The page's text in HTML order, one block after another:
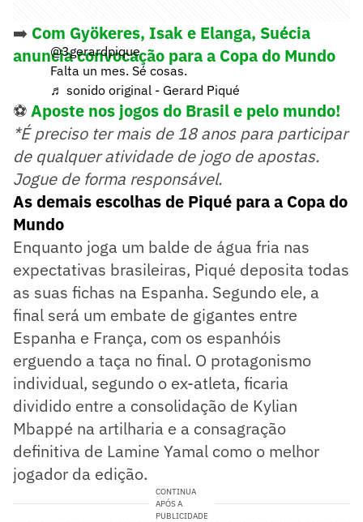
➡️ Com Gyökeres, Isak e Elanga, Suécia
anuncia convocação para a Copa do Mundo
@3gerardpique
Falta un mes. Sé cosas.
♬ sonido original - Gerard Piqué
⚽Aposte nos jogos do Brasil e pelo mundo!
*É preciso ter mais de 18 anos para participar
de qualquer atividade de jogo de apostas.
Jogue de forma responsável.
As demais escolhas de Piqué para a Copa do
Mundo
Enquanto joga um balde de água fria nas
expectativas brasileiras, Piqué deposita todas
as suas fichas na Espanha. Segundo ele, a
final será um embate de gigantes entre
Espanha e França, com os espanhóis
erguendo a taça no final. O protagonismo
individual, segundo o ex-atleta, ficaria
dividido entre a consolidação de Kylian
Mbappé na artilharia e a consagração
definitiva de Lamine Yamal como o melhor
jogador da edição.
CONTINUA
APÓS A
PUBLICIDADE